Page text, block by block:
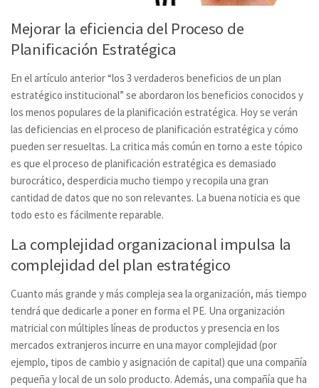
Mejorar la eficiencia del Proceso de
Planificación Estratégica
En el artículo anterior “los 3 verdaderos beneficios de un plan
estratégico institucional” se abordaron los beneficios conocidos y
los menos populares de la planificación estratégica. Hoy se verán
las deficiencias en el proceso de planificación estratégica y cómo
pueden ser resueltas. La critica más común en torno a este tópico
es que el proceso de planificación estratégica es demasiado
burocrático, desperdicia mucho tiempo y recopila una gran
cantidad de datos que no son relevantes. La buena noticia es que
todo esto es fácilmente reparable.
La complejidad organizacional impulsa la
complejidad del plan estratégico
Cuanto más grande y más compleja sea la organización, más tiempo
tendrá que dedicarle a poner en forma el PE. Una organización
matricial con múltiples líneas de productos y presencia en los
mercados extranjeros incurre en una mayor complejidad (por
ejemplo, tipos de cambio y asignación de capital) que una compañía
pequeña y local de un solo producto. Además, una compañía que ha